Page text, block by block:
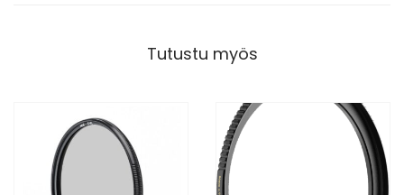
Tutustu myös